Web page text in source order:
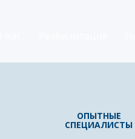
ОПЫТНЫЕ
СПЕЦИАЛИСТЫ